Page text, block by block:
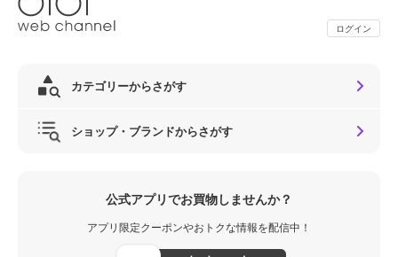
ログイン
カテゴリーからさがす
ショップ・ブランドからさがす
公式アプリでお買物しませんか？
アプリ限定クーポンやおトクな情報を配信中！